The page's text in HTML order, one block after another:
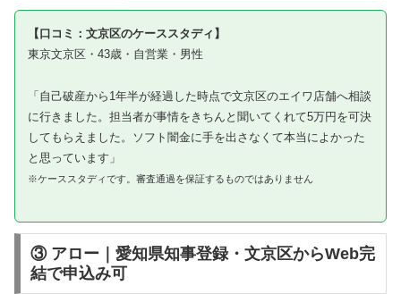
【口コミ：文京区のケーススタディ】
東京文京区・43歳・自営業・男性
「自己破産から1年半が経過した時点で文京区のエイワ店舗へ相談
に行きました。担当者が事情をきちんと聞いてくれて5万円を可決
してもらえました。ソフト闇金に手を出さなくて本当によかった
と思っています」
※ケーススタディです。審査通過を保証するものではありません
③ アロー｜愛知県知事登録・文京区からWeb完
結で申込み可